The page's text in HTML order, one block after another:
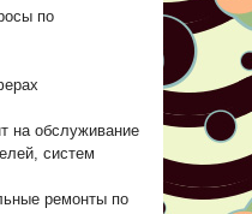
по
на обслуживание
систем
ремонты по